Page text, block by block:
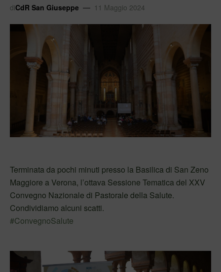
diCdR San Giuseppe 11 Maggio 2024
Terminata da pochi minuti presso la Basilica di San Zeno
Maggiore a Verona, l’ottava Sessione Tematica del XXV
Convegno Nazionale di Pastorale della Salute.
Condividiamo alcuni scatti.
#ConvegnoSalute